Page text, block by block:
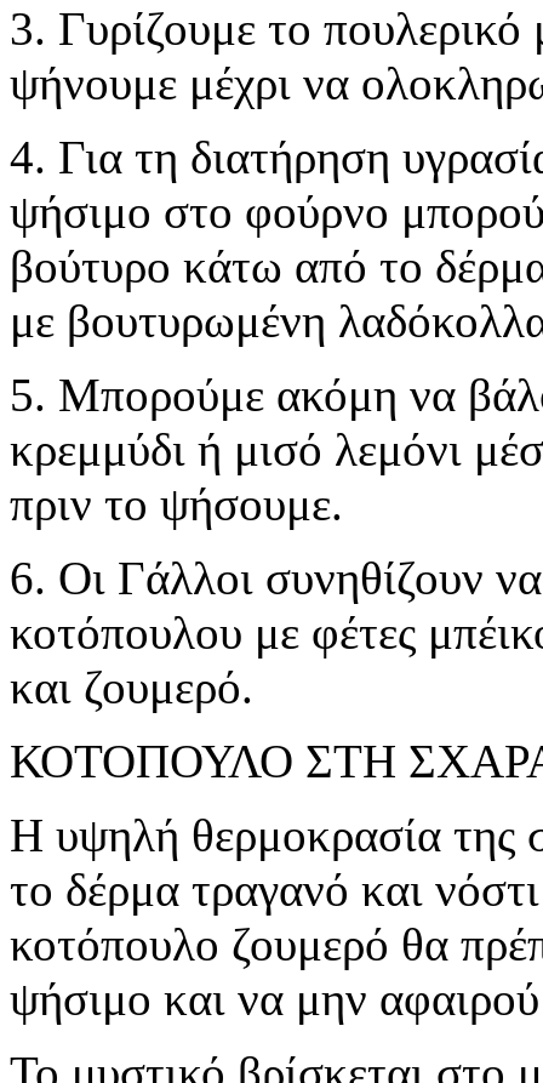
3. Γυρίζουμε το
ψήνουμε μέχρι να
4. Για τη διατήρηση
ψήσιμο στο φούρνο
βούτυρο κάτω από το
με βουτυρωμένη
5. Μπορούμε ακόμη να
κρεμμύδι ή μισό λεμόνι
πριν το ψήσουμε.
6. Οι Γάλλοι συνηθίζουν
κοτόπουλου με φέτες
και ζουμερό.
ΚΟΤΟΠΟΥΛΟ ΣΤΗ
Η υψηλή θερμοκρασία της
το δέρμα τραγανό και
κοτόπουλο ζουμερό θα
ψήσιμο και να μην
Το μυστικό βρίσκεται στο